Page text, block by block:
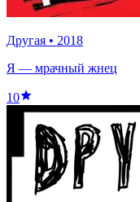
Другая • 2018
Я — мрачный жнец
10